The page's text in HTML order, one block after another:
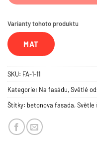
Varianty tohoto produktu
MAT
SKU: FA-1-11
Kategorie: Na fasádu,Světlé
Štítky: betonova fasada,Světle